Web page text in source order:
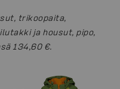
trikoopaita,
ja housut, pipo,
134,60 €.